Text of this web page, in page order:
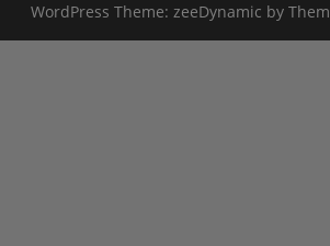
WordPress Theme: zeeDynamic by